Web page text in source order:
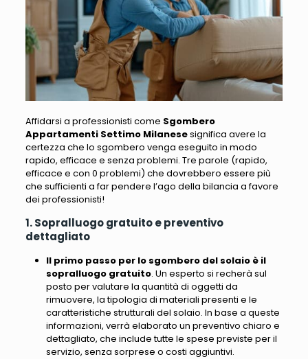
Affidarsi a professionisti come Sgombero
Appartamenti Settimo Milanesesignifica avere la
certezza che lo sgombero venga eseguito in modo
rapido, efficace e senza problemi. Tre parole (rapido,
efficace e con 0 problemi) che dovrebbero essere più
che sufficienti a far pendere l’ago della bilancia a favore
dei professionisti!
1. Sopralluogo gratuito e preventivo
dettagliato
Il primo passo per lo sgombero del solaio è il
sopralluogo gratuito. Un esperto si recherà sul
posto per valutare la quantità di oggetti da
rimuovere, la tipologia di materiali presenti e le
caratteristiche strutturali del solaio. In base a queste
informazioni, verrà elaborato un preventivo chiaro e
dettagliato, che include tutte le spese previste per il
servizio, senza sorprese o costi aggiuntivi.